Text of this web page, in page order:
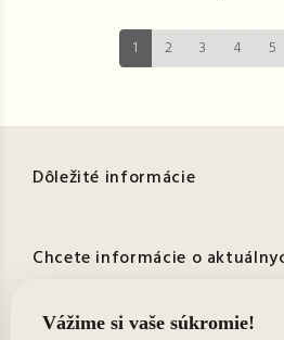
1 2 3 4 5
Dôležité informácie
Chcete informácie o